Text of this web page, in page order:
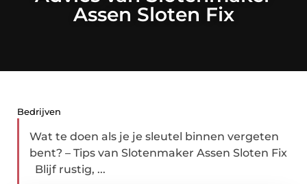
Assen Sloten Fix
Bedrijven
Wat te doen als je je sleutel binnen vergeten
bent? – Tips van Slotenmaker Assen Sloten Fix
Blijf rustig, ...